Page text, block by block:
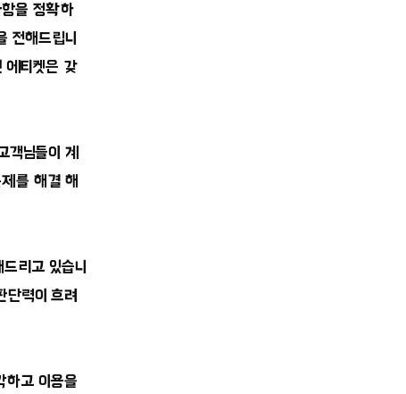
을 정확하
전해드립니
에티켓은 갖
님들이 계
를 해결 해
리고 있습니
단력이 흐려
하고 이용을